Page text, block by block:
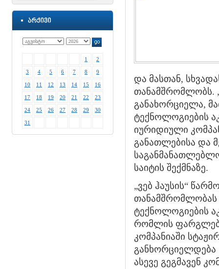
1 2
3 4 5 6 7 8 9
10 11 12 13 14 15 16
17 18 19 20 21 22 23
24 25 26 27 28 29 30
31
და მასთან,
თანამშრომლობს.
განახორციელა,
ტექნოლოგიების
იურიდიული
განათლებისა და
საიტის შექმნაზე.
„ვებ ჰაუსის“
თანამშრომლობას
ტექნოლოგიების
რომლის
კომპანიაში
განხორციელდება
ასევე გეგმავენ